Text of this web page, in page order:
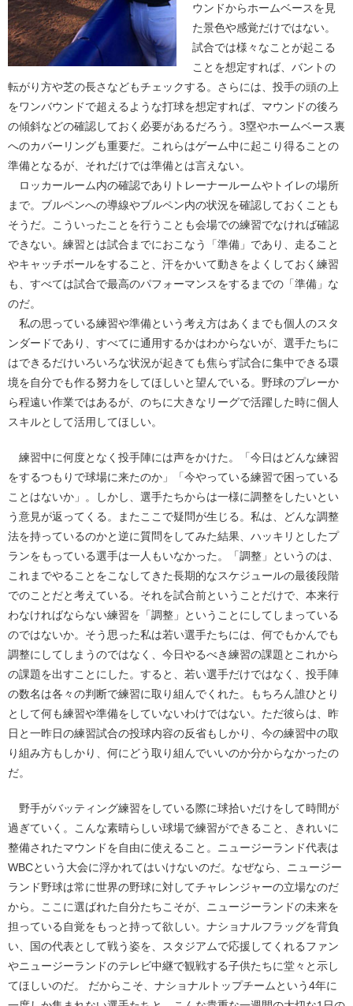
ウンドからホームベースを見
た景色や感覚だけではない。
試合では様々なことが起こる
ことを想定すれば、バントの
転がり方や芝の長さなどもチェックする。さらには、投手の頭の上
をワンバウンドで超えるような打球を想定すれば、マウンドの後ろ
の傾斜などの確認しておく必要があるだろう。3塁やホームベース裏
へのカバーリングも重要だ。これらはゲーム中に起こり得ることの
準備となるが、それだけでは準備とは言えない。
ロッカールーム内の確認でありトレーナールームやトイレの場所
まで。ブルペンへの導線やブルペン内の状況を確認しておくことも
そうだ。こういったことを行うことも会場での練習でなければ確認
できない。練習とは試合までにおこなう「準備」であり、走ること
やキャッチボールをすること、汗をかいて動きをよくしておく練習
も、すべては試合で最高のパフォーマンスをするまでの「準備」な
のだ。
私の思っている練習や準備という考え方はあくまでも個人のスタ
ンダードであり、すべてに通用するかはわからないが、選手たちに
はできるだけいろいろな状況が起きても焦らず試合に集中できる環
境を自分でも作る努力をしてほしいと望んでいる。野球のプレーか
ら程遠い作業ではあるが、のちに大きなリーグで活躍した時に個人
スキルとして活用してほしい。
練習中に何度となく投手陣には声をかけた。「今日はどんな練習
をするつもりで球場に来たのか」「今やっている練習で困っている
ことはないか」。しかし、選手たちからは一様に調整をしたいとい
う意見が返ってくる。またここで疑問が生じる。私は、どんな調整
法を持っているのかと逆に質問をしてみた結果、ハッキリとしたプ
ランをもっている選手は一人もいなかった。「調整」というのは、
これまでやることをこなしてきた長期的なスケジュールの最後段階
でのことだと考えている。それを試合前ということだけで、本来行
わなければならない練習を「調整」ということにしてしまっている
のではないか。そう思った私は若い選手たちには、何でもかんでも
調整にしてしまうのではなく、今日やるべき練習の課題とこれから
の課題を出すことにした。すると、若い選手だけではなく、投手陣
の数名は各々の判断で練習に取り組んでくれた。もちろん誰ひとり
として何も練習や準備をしていないわけではない。ただ彼らは、昨
日と一昨日の練習試合の投球内容の反省もしかり、今の練習中の取
り組み方もしかり、何にどう取り組んでいいのか分からなかったの
だ。
野手がバッティング練習をしている際に球拾いだけをして時間が
過ぎていく。こんな素晴らしい球場で練習ができること、きれいに
整備されたマウンドを自由に使えること。ニュージーランド代表は
WBCという大会に浮かれてはいけないのだ。なぜなら、ニュージー
ランド野球は常に世界の野球に対してチャレンジャーの立場なのだ
から。ここに選ばれた自分たちこそが、ニュージーランドの未来を
担っている自覚をもっと持って欲しい。ナショナルフラッグを背負
い、国の代表として戦う姿を、スタジアムで応援してくれるファン
やニュージーランドのテレビ中継で観戦する子供たちに堂々と示し
てほしいのだ。 だからこそ、ナショナルトップチームという4年に